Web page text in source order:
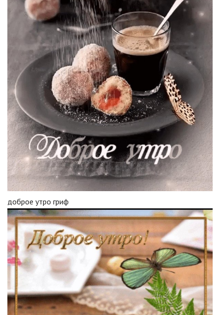
доброе утро гриф